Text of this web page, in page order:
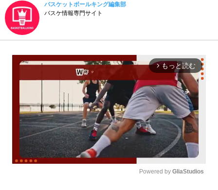
バスケットボールキング編集部
バスケ情報専門サイト
arrow_forward_ios もっと読む
Powered by GliaStudios